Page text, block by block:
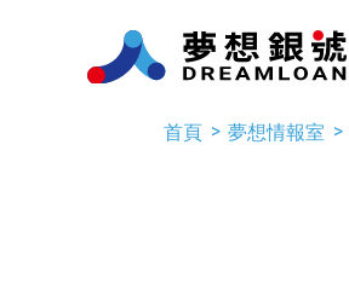
首頁 夢想情報室